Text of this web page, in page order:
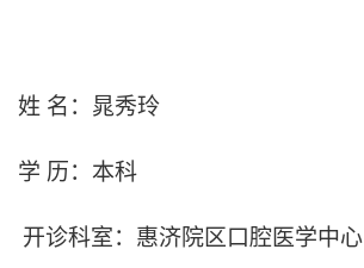
姓 名：晁秀玲
学 历：本科
开诊科室： 惠济院区口腔医学中心